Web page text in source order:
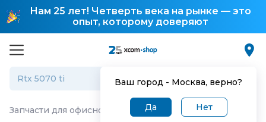
Нам 25 лет! Четверть века на рынке — это
опыт, которому доверяют
Ваш город - Москва, верно?
Да Нет
Запчасти для офисной техники · Запчасть HP RL1-2949